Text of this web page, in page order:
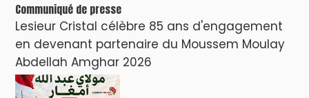
Communiqué de presse
Lesieur Cristal célèbre 85 ans d'engagement
en devenant partenaire du Moussem Moulay
Abdellah Amghar 2026